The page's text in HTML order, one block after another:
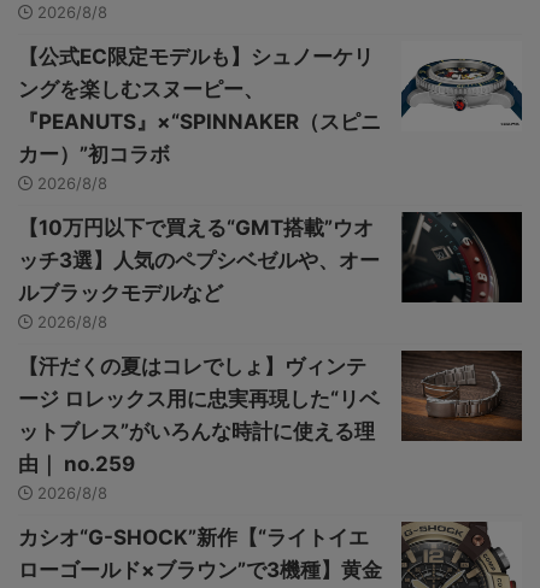
2026/8/8
【公式EC限定モデルも】シュノーケリ
ングを楽しむスヌーピー、
『PEANUTS』×“SPINNAKER（スピニ
カー）”初コラボ
2026/8/8
【10万円以下で買える“GMT搭載”ウオ
ッチ3選】人気のペプシベゼルや、オー
ルブラックモデルなど
2026/8/8
【汗だくの夏はコレでしょ】ヴィンテ
ージ ロレックス用に忠実再現した“リベ
ットブレス”がいろんな時計に使える理
由｜ no.259
2026/8/8
カシオ“G-SHOCK”新作【“ライトイエ
ローゴールド×ブラウン”で3機種】黄金